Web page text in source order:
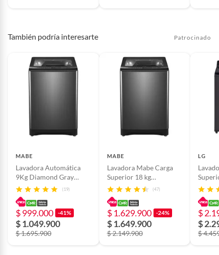
También podría interesarte Patrocinado
MABE
Lavadora Automática
9Kg Diamond Gray
Mabe
LMA9020WDGAB0
(19)
$ 999.000 -41%
$ 1.049.900
$ 1.695.900
MABE
Lavadora Mabe Carga
Superior 18 kg
LMA8120WDGAB0
(47)
$ 1.629.900 -24%
$ 1.649.900
$ 2.149.900
LG
$
$
$